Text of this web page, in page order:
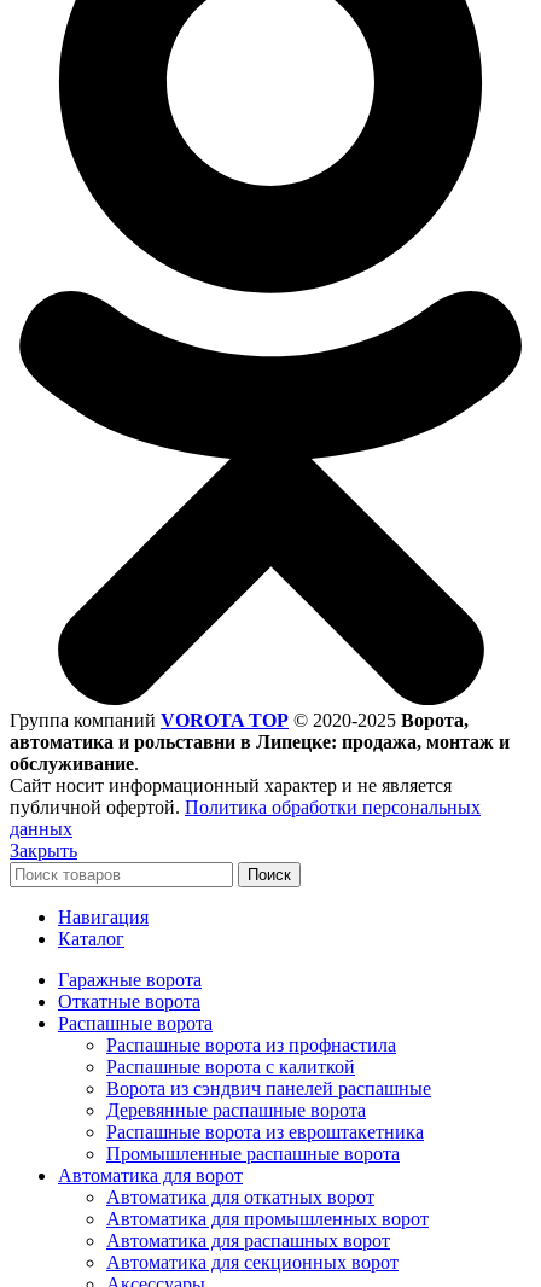
Группа компаний VOROTA TOP © 2020-2025 Ворота,
автоматика и рольставни в Липецке: продажа, монтаж и
обслуживание.
Сайт носит информационный характер и не является
публичной офертой. Политика обработки персональных
данных
Закрыть
Поиск
Навигация
Каталог
Гаражные ворота
Откатные ворота
Распашные ворота
Распашные ворота из профнастила
Распашные ворота с калиткой
Ворота из сэндвич панелей распашные
Деревянные распашные ворота
Распашные ворота из евроштакетника
Промышленные распашные ворота
Автоматика для ворот
Автоматика для откатных ворот
Автоматика для промышленных ворот
Автоматика для распашных ворот
Автоматика для секционных ворот